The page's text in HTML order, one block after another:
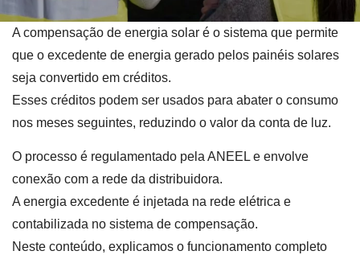
A compensação de energia solar é o sistema que permite
que o excedente de energia gerado pelos painéis solares
seja convertido em créditos.
Esses créditos podem ser usados para abater o consumo
nos meses seguintes, reduzindo o valor da conta de luz.
O processo é regulamentado pela ANEEL e envolve
conexão com a rede da distribuidora.
A energia excedente é injetada na rede elétrica e
contabilizada no sistema de compensação.
Neste conteúdo, explicamos o funcionamento completo